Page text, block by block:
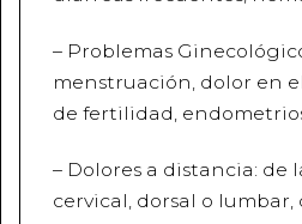
– Problemas
menstruación, dolor en
de fertilidad,
– Dolores a distancia: de
cervical, dorsal o